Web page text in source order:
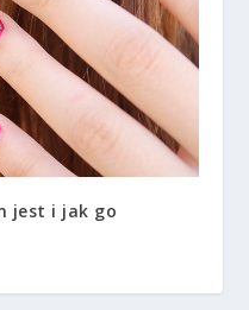
jest i jak go